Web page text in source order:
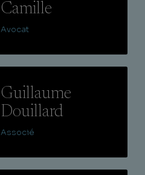
Camille
Avocat
Guillaume
Douillard
Associé